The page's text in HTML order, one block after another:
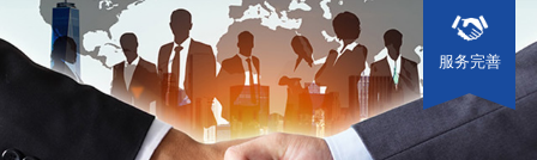
服务完善